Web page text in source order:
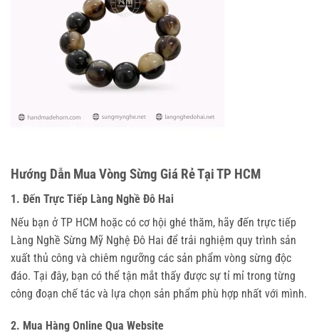
Hướng Dẫn Mua Vòng Sừng Giá Rẻ Tại TP HCM
1. Đến Trực Tiếp Làng Nghề Đô Hai
Nếu bạn ở TP HCM hoặc có cơ hội ghé thăm, hãy đến trực tiếp
Làng Nghề Sừng Mỹ Nghệ Đô Hai để trải nghiệm quy trình sản
xuất thủ công và chiêm ngưỡng các sản phẩm vòng sừng độc
đáo. Tại đây, bạn có thể tận mắt thấy được sự tỉ mỉ trong từng
công đoạn chế tác và lựa chọn sản phẩm phù hợp nhất với mình.
2. Mua Hàng Online Qua Website